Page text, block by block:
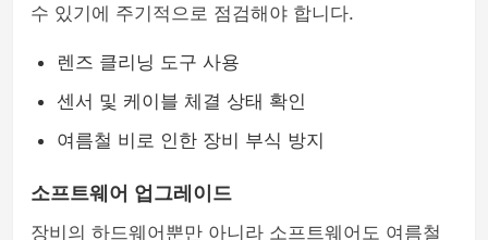
수 있기에 주기적으로 점검해야 합니다.
렌즈 클리닝 도구 사용
센서 및 케이블 체결 상태 확인
여름철 비로 인한 장비 부식 방지
소프트웨어 업그레이드
장비의 하드웨어뿐만 아니라 소프트웨어도 여름철